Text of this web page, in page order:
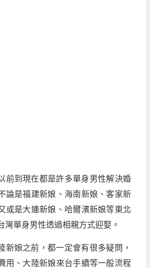
前到現在都是許多單身男性解決婚
論是福建新娘、海南新娘、客家新
或是大連新娘、哈爾濱新娘等東北
灣單身男性透過相親方式迎娶。
新娘之前，都一定會有很多疑問，
用、大陸新娘來台手續等一般流程